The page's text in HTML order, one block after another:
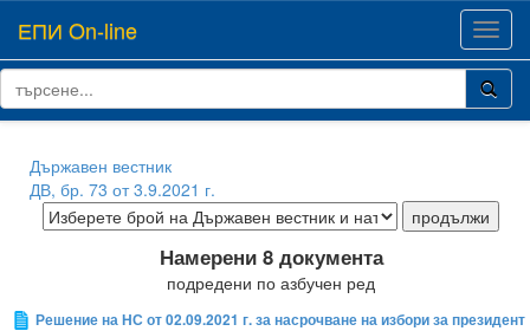
ЕПИ On-line
Държавен вестник
ДВ, бр. 73 от 3.9.2021 г.
Намерени 8 документа
подредени по азбучен ред
Решение на НС от 02.09.2021 г. за насрочване на избори за президент